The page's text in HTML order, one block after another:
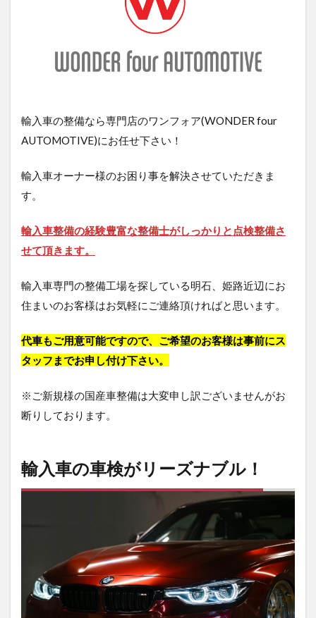
輸入車の整備なら専門店のワンフォア(WONDER four
AUTOMOTIVE)にお任せ下さい！
輸入車オーナー様のお困り事を解決させていただきま
す。
輸入車整備の経験豊富な整備士がしっかりと点検整備さ
せて頂きます。
輸入車専門の整備工場を探している明石、姫路近辺にお
住まいのお客様はお気軽にご連絡頂ければと思います。
代車もご用意可能ですので、ご希望のお客様は事前にス
タッフまでお申し付け下さい。
※ご新規様の国産車整備は大変申し訳ございませんがお
断りしております。
輸入車の車検がリーズナブル！